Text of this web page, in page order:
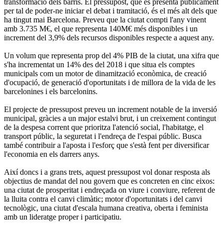
transformació dels barris. El pressupost, que es presenta públicament
per tal de poder-ne iniciar el debat i tramitació, és el més alt dels que
ha tingut mai Barcelona. Preveu que la ciutat compti l'any vinent
amb 3.735 M€, el que representa 140M€ més disponibles i un
increment del 3,9% dels recursos disponibles respecte a aquest any.
Un volum que representa prop del 4% PIB de la ciutat, una xifra que
s'ha incrementat un 14% des del 2018 i que situa els comptes
municipals com un motor de dinamització econòmica, de creació
d'ocupació, de generació d'oportunitats i de millora de la vida de les
barcelonines i els barcelonins.
El projecte de pressupost preveu un increment notable de la inversió
municipal, gràcies a un major estalvi brut, i un creixement contingut
de la despesa corrent que prioritza l'atenció social, l'habitatge, el
transport públic, la seguretat i l'endreça de l'espai públic. Busca
també contribuir a l'aposta i l'esforç que s'està fent per diversificar
l'economia en els darrers anys.
Així doncs i a grans trets, aquest pressupost vol donar resposta als
objectius de mandat del nou govern que es concreten en cinc eixos:
una ciutat de prosperitat i endreçada on viure i conviure, referent de
la lluita contra el canvi climàtic; motor d'oportunitats i del canvi
tecnològic, una ciutat d'escala humana creativa, oberta i feminista
amb un lideratge proper i participatiu.